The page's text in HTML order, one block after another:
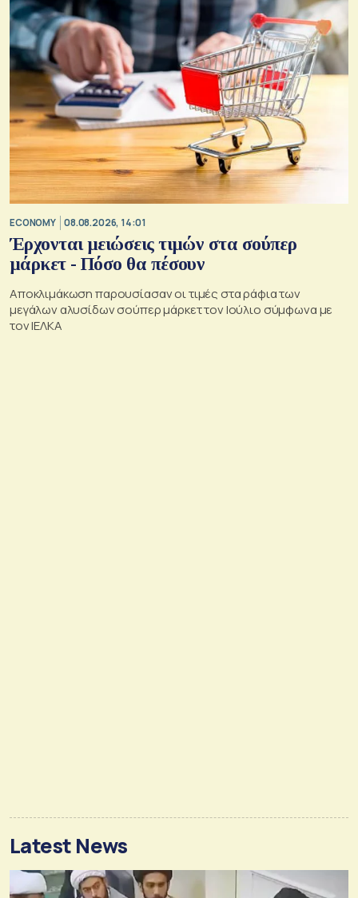
ECONOMY 08.08.2026, 14:01
Έρχονται μειώσεις τιμών στα σούπερ
μάρκετ - Πόσο θα πέσουν
Αποκλιμάκωση παρουσίασαν οι τιμές στα ράφια των
μεγάλων αλυσίδων σούπερ μάρκετ τον Ιούλιο σύμφωνα με
τον ΙΕΛΚΑ
Latest News